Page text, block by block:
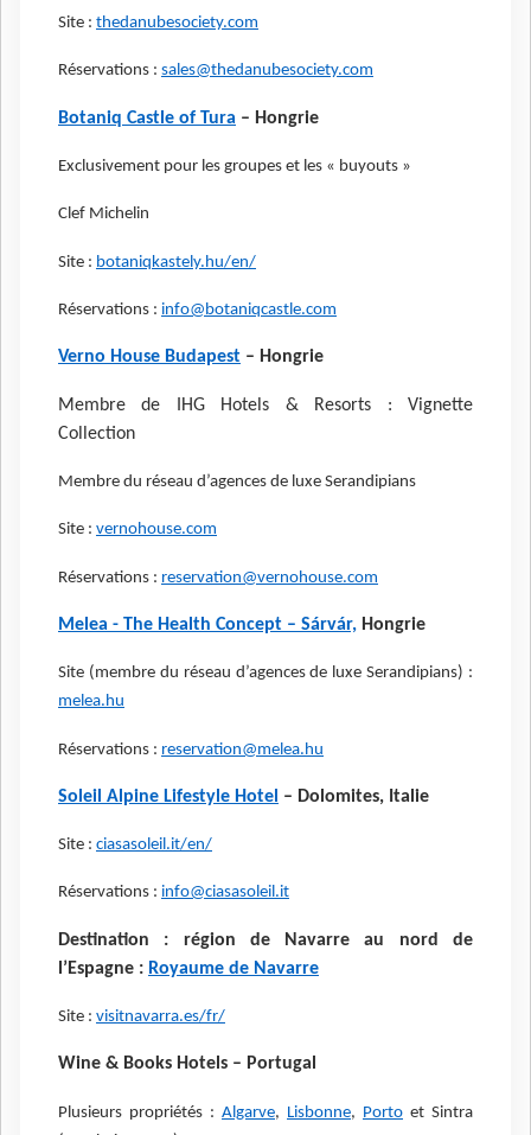
Site : thedanubesociety.com
Réservations : sales@thedanubesociety.com
Botaniq Castle of Tura – Hongrie
Exclusivement pour les groupes et les « buyouts »
Clef Michelin
Site : botaniqkastely.hu/en/
Réservations : info@botaniqcastle.com
Verno House Budapest – Hongrie
Membre de IHG Hotels & Resorts : Vignette
Collection
Membre du réseau d’agences de luxe Serandipians
Site : vernohouse.com
Réservations : reservation@vernohouse.com
Melea - The Health Concept – Sárvár, Hongrie
Site (membre du réseau d’agences de luxe Serandipians) :
melea.hu
Réservations : reservation@melea.hu
Soleil Alpine Lifestyle Hotel – Dolomites, Italie
Site : ciasasoleil.it/en/
Réservations : info@ciasasoleil.it
Destination : région de Navarre au nord de
l’Espagne : Royaume de Navarre
Site : visitnavarra.es/fr/
Wine & Books Hotels – Portugal
Plusieurs propriétés : Algarve, Lisbonne, Porto et Sintra